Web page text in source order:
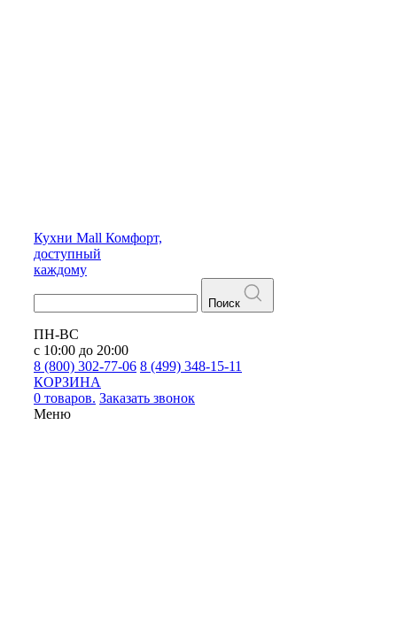
Кухни Mall Комфорт,
доступный
каждому
Поиск
ПН-ВС
с 10:00 до 20:00
8 (800) 302-77-06 8 (499) 348-15-11
КОРЗИНА
0 товаров. Заказать звонок
Меню